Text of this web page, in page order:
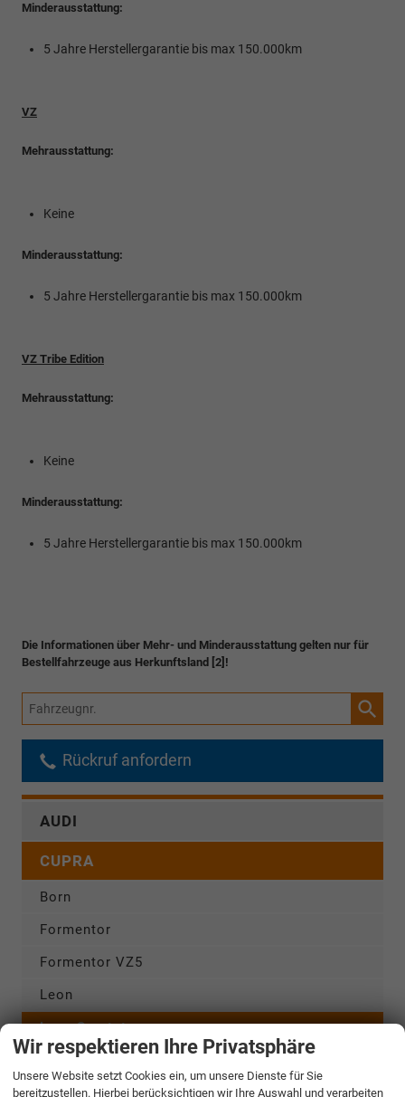
Minderausstattung:
5 Jahre Herstellergarantie bis max 150.000km
VZ
Mehrausstattung:
Keine
Minderausstattung:
5 Jahre Herstellergarantie bis max 150.000km
VZ Tribe Edition
Mehrausstattung:
Keine
Minderausstattung:
5 Jahre Herstellergarantie bis max 150.000km
Die Informationen über Mehr- und Minderausstattung gelten nur für
Bestellfahrzeuge aus Herkunftsland [2]!
Fahrzeugnr.
Rückruf anfordern
AUDI
CUPRA
Born
Formentor
Formentor VZ5
Leon
Leon Sportstourer
Raval
Tavascan
Wir respektieren Ihre Privatsphäre
Unsere Website setzt Cookies ein, um unsere Dienste für Sie
bereitzustellen. Hierbei berücksichtigen wir Ihre Auswahl und verarbeiten